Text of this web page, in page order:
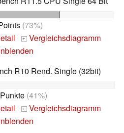
(73%)
+ Vergleichsdiagramm
R10 Rend. Single (32bit)
(41%)
+ Vergleichsdiagramm